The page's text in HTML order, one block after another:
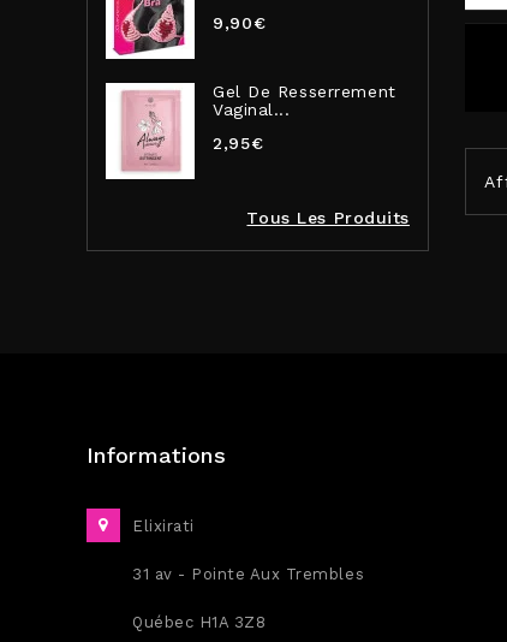
9,90€
Gel De Resserrement
Vaginal...
2,95€
Tous Les Produits
Informations
Elixirati
31 av - Pointe Aux Trembles
Québec H1A 3Z8